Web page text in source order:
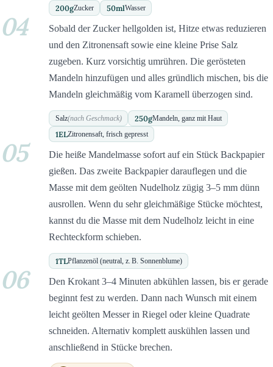
200gZucker 50mlWasser
04
Sobald der Zucker hellgolden ist, Hitze etwas reduzieren
und den Zitronensaft sowie eine kleine Prise Salz
zugeben. Kurz vorsichtig umrühren. Die gerösteten
Mandeln hinzufügen und alles gründlich mischen, bis die
Mandeln gleichmäßig vom Karamell überzogen sind.
Salz(nach Geschmack) 250gMandeln, ganz mit Haut
1ELZitronensaft, frisch gepresst
05
Die heiße Mandelmasse sofort auf ein Stück Backpapier
gießen. Das zweite Backpapier darauflegen und die
Masse mit dem geölten Nudelholz zügig 3–5 mm dünn
ausrollen. Wenn du sehr gleichmäßige Stücke möchtest,
kannst du die Masse mit dem Nudelholz leicht in eine
Rechteckform schieben.
1TLPflanzenöl (neutral, z. B. Sonnenblume)
06
Den Krokant 3–4 Minuten abkühlen lassen, bis er gerade
beginnt fest zu werden. Dann nach Wunsch mit einem
leicht geölten Messer in Riegel oder kleine Quadrate
schneiden. Alternativ komplett auskühlen lassen und
anschließend in Stücke brechen.